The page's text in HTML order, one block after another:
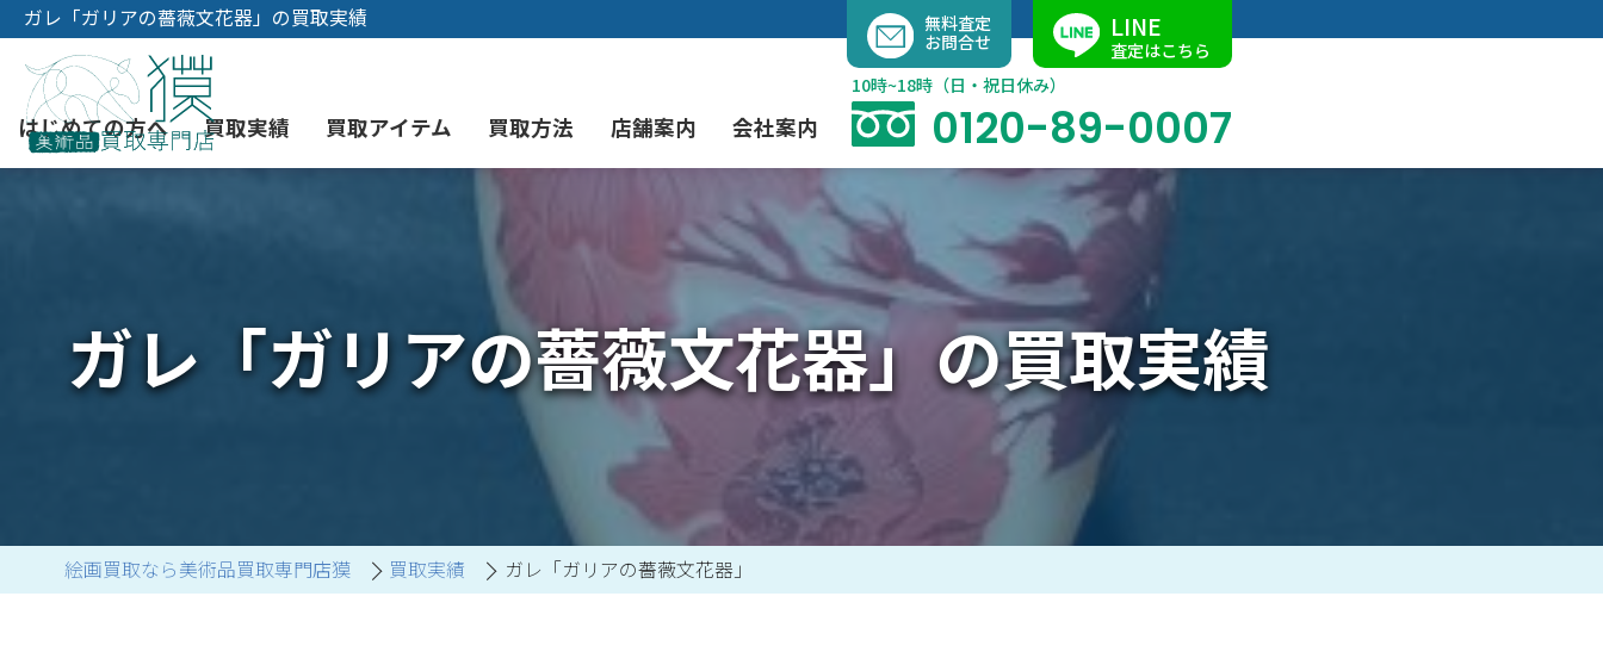
容
キ
ッ
プ
ガレ「ガリアの薔薇文花器」の買取実績
はじめての方へ
よくあるご質問 ブログ
YOUTUBE instagram Facebook
買取実績 買取アイテム
現代アート買取 掛軸買取
骨董品買取 茶道具買取 陶磁器・陶器買取
彫刻・ブロンズ買取 美術品・古美術品買取
工芸品買取 ジュエリー・ウォッチ買取
買取方法
出張買取（無料） 店舗での買取
宅配・郵送買取 業者間オークション出品代行 催事買取
店舗案内
名古屋店
会社案内
求人情報
消費者志向自主宣言
無料査定
お問合せ
LINE
査定はこちら
10時~18時（日・祝日休み）
0120-89-0007
ガレ「ガリアの薔薇文花器」の買取実績
絵画買取なら美術品買取専門店獏 買取実績 ガレ「ガリアの薔薇文花器」